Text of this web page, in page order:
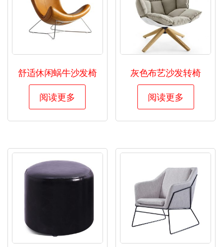
舒适休闲蜗牛沙发椅
阅读更多
灰色布艺沙发转椅
阅读更多